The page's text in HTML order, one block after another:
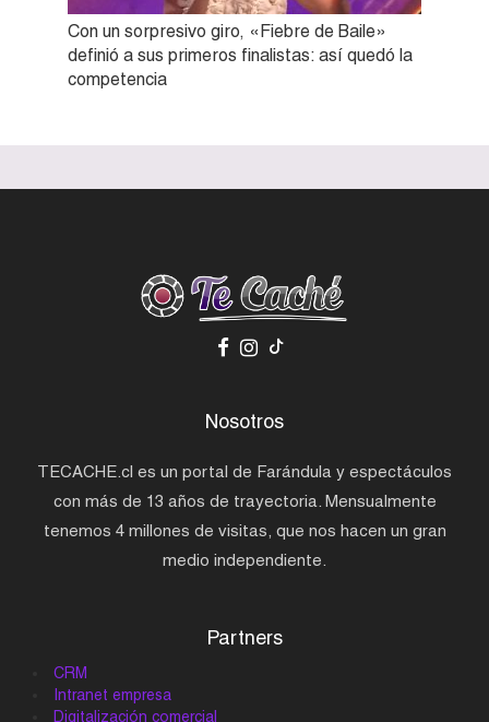
Con un sorpresivo giro, «Fiebre de Baile»
definió a sus primeros finalistas: así quedó la
competencia
Nosotros
TECACHE.cl es un portal de Farándula y espectáculos
con más de 13 años de trayectoria. Mensualmente
tenemos 4 millones de visitas, que nos hacen un gran
medio independiente.
Partners
CRM
Intranet empresa
Digitalización comercial